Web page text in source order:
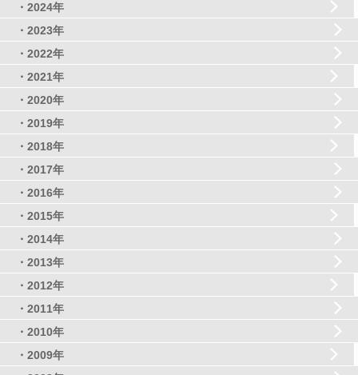
・2024年
・2023年
・2022年
・2021年
・2020年
・2019年
・2018年
・2017年
・2016年
・2015年
・2014年
・2013年
・2012年
・2011年
・2010年
・2009年